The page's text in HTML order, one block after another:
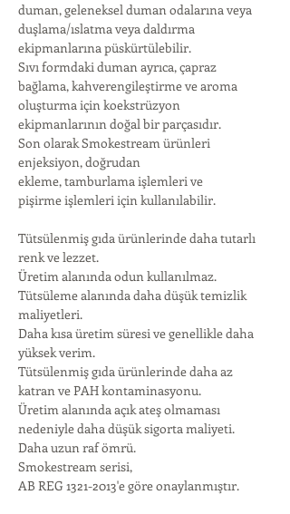
duman, geleneksel duman odalarına veya
duşlama/ıslatma veya daldırma
ekipmanlarına püskürtülebilir.
Sıvı formdaki duman ayrıca, çapraz
bağlama, kahverengileştirme ve aroma
oluşturma için koekstrüzyon
ekipmanlarının doğal bir parçasıdır.
Son olarak Smokestream ürünleri
enjeksiyon, doğrudan
ekleme, tamburlama işlemleri ve
pişirme işlemleri için kullanılabilir.
Tütsülenmiş gıda ürünlerinde daha tutarlı
renk ve lezzet.
Üretim alanında odun kullanılmaz.
Tütsüleme alanında daha düşük temizlik
maliyetleri.
Daha kısa üretim süresi ve genellikle daha
yüksek verim.
Tütsülenmiş gıda ürünlerinde daha az
katran ve PAH kontaminasyonu.
Üretim alanında açık ateş olmaması
nedeniyle daha düşük sigorta maliyeti.
Daha uzun raf ömrü.
Smokestream serisi,
AB REG 1321-2013'e göre onaylanmıştır.